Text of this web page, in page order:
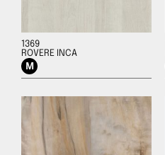
1369
ROVERE INCA